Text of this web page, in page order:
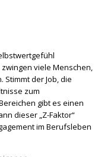
viele Menschen,
der Job, die
zum
gibt es einen
dieser „Z-Faktor“
im Berufsleben